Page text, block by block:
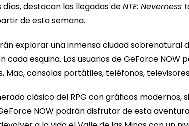
días, destacan las llegadas deNTE: Neverness
de esta semana.
explorar una inmensa ciudad sobrenatural
esquina. Los usuarios de GeForce NOW
consolas portátiles, teléfonos,
clásico del RPG con gráficos modernos,
NOW podrán disfrutar de esta